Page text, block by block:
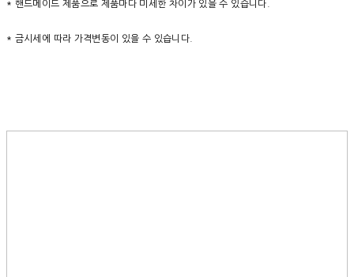
* 핸드메이드 제품으로 제품마다 미세한 차이가 있을 수 있습니다.
* 금시세에 따라 가격변동이 있을 수 있습니다.